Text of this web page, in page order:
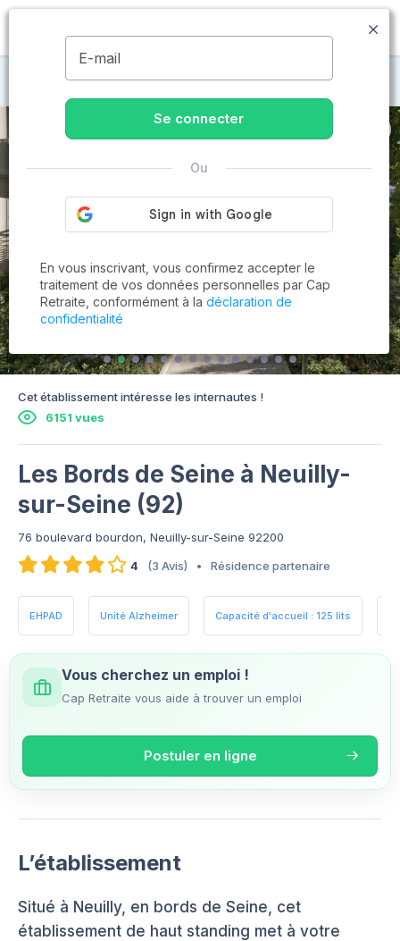
MENU
Maisons de retraite à Neuilly-sur-Seine
Cet établissement intéresse les internautes !
6151 vues
Les Bords de Seine à Neuilly-
sur-Seine (92)
76 boulevard bourdon, Neuilly-sur-Seine 92200
4
(3 Avis) • Résidence partenaire
EHPAD Unité Alzheimer Capacité d'accueil : 125 lits
Vous cherchez un emploi !
Cap Retraite vous aide à trouver un emploi
Postuler en ligne
L’établissement
Situé à Neuilly, en bords de Seine, cet
établissement de haut standing met à votre
E-mail
Se connecter
Ou
En vous inscrivant, vous confirmez accepter le
traitement de vos données personnelles par Cap
Retraite, conformément à la déclaration de
confidentialité